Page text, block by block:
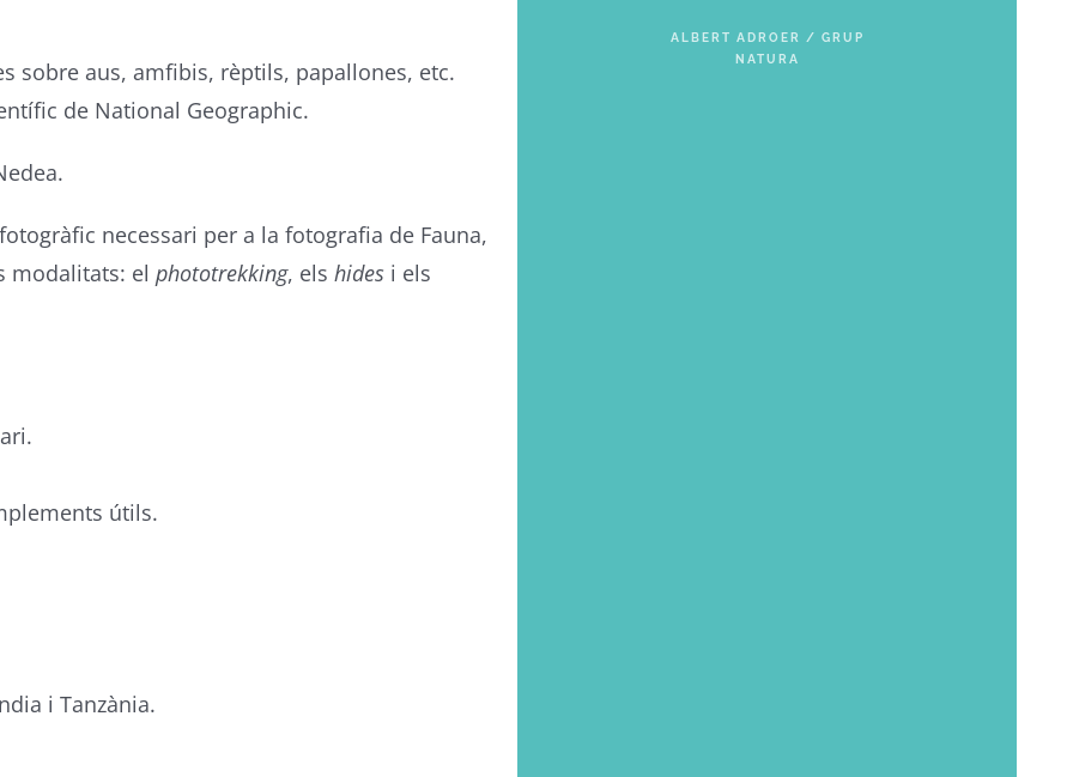
sobre aus, amfibis, rèptils, papallones, etc.
de National Geographic.
necessari per a la fotografia de Fauna,
modalitats: el phototrekking, els hidesi els
útils.
i Tanzània.
ALBERT ADROER / GRUP
NATURA